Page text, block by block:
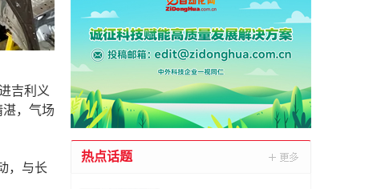
吉利义
，气场
，与长
热点话题